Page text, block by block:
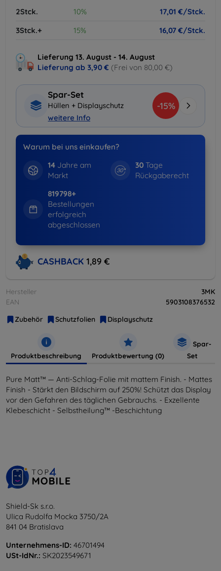
2Stck. 10%
17,01 €/Stck.
3Stck.+
15% 16,07 €/Stck.
Lieferung 13. August - 14. August
Lieferung ab 3,90 € (Frei von 80,00 €)
Spar-Set
Hüllen + Displayschutz
weitere Info
-15%
Warum bei uns einkaufen?
14Jahre am
Markt
30 Tage
Rückgaberecht
819798+
Bestellungen
erfolgreich
abgeschlossen
CASHBACK 1,89 €
Hersteller
3MK
EAN
5903108376532
Zubehör
Schutzfolien Displayschutz
Produktbeschreibung Produktbewertung (0)
Spar-
Set
Pure Matt™ — Anti-Schlag-Folie mit mattem Finish. - Mattes
Finish - Stärkt den Bildschirm auf 250%! Schützt das Display
vor den Gefahren des täglichen Gebrauchs. - Exzellente
Klebeschicht - Selbstheilung™ -Beschichtung
Shield-Sk s.r.o.
Ulica Rudolfa Mocka 3750/2A
841 04 Bratislava
Unternehmens-ID: 46701494
USt-IdNr.: SK2023549671